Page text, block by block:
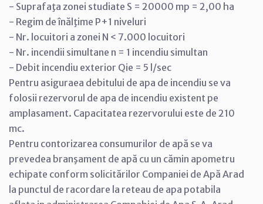
- Suprafaţa zonei studiate S = 20000 mp = 2,00 ha
- Regim de înălţime P+1 niveluri
- Nr. locuitori a zonei N < 7.000 locuitori
- Nr. incendii simultane n = 1 incendiu simultan
- Debit incendiu exterior Qie = 5 l/sec
Pentru asiguraea debitului de apa de incendiu se va
folosii rezervorul de apa de incendiu existent pe
amplasament. Capacitatea rezervorului este de 210
mc.
Pentru contorizarea consumurilor de apă se va
prevedea branşament de apă cu un cămin apometru
echipate conform solicitărilor Companiei de Apă Arad
la punctul de racordare la reteau de apa potabila